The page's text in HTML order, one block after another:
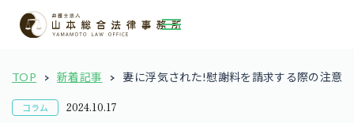
TOP 新着記事 妻に浮気された!慰謝料を請求する際の注意
コラム 2024.10.17